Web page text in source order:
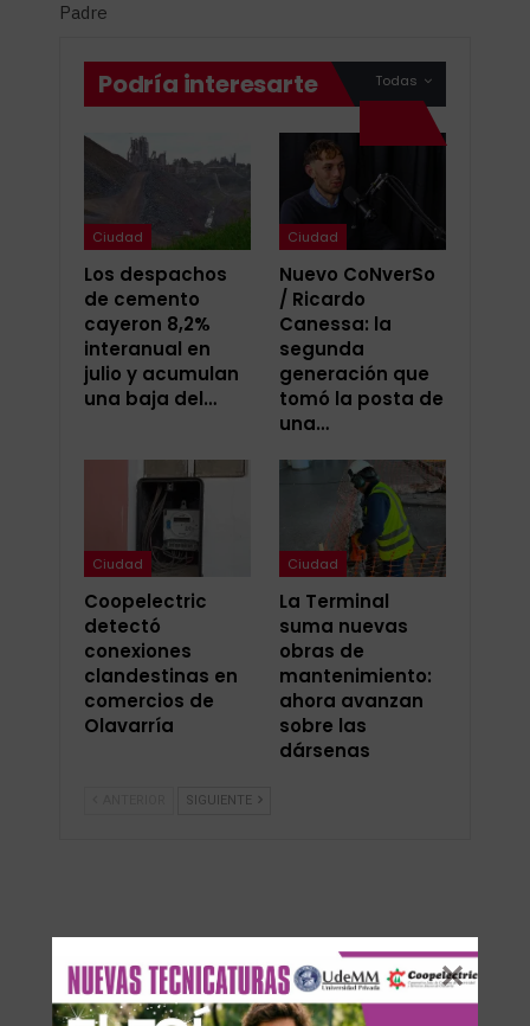
Padre
Todas
Podría interesarte
Ciudad
Los despachos
de cemento
cayeron 8,2%
interanual en
julio y acumulan
una baja del…
Ciudad
Nuevo CoNverSo
/ Ricardo
Canessa: la
segunda
generación que
tomó la posta de
una…
Ciudad
Coopelectric
detectó
conexiones
clandestinas en
comercios de
Olavarría
Ciudad
La Terminal
suma nuevas
obras de
mantenimiento:
ahora avanzan
sobre las
dársenas
SIGUIENTE